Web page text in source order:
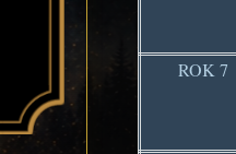
ROK 7